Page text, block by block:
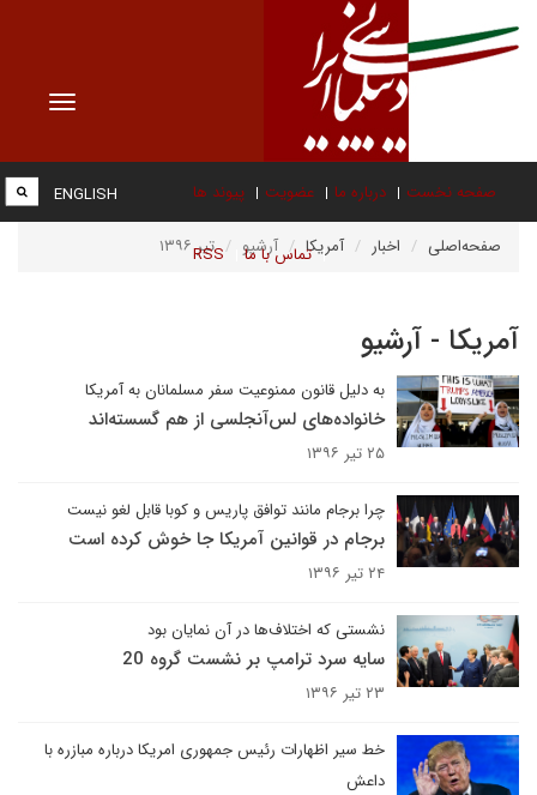
Toggle
صفحه نخست درباره ما عضویت پیوند ها
تماس با ما RSS
ENGLISH
صفحه‌اصلی اخبار آمریکا آرشیو تیر ۱۳۹۶
آمریکا - آرشیو
به دلیل قانون ممنوعیت سفر مسلمانان به آمریکا
خانواده‌های لس‌آنجلسی از هم گسسته‌اند
۲۵ تیر ۱۳۹۶
چرا برجام مانند توافق پاریس و کوبا قابل لغو نیست
برجام در قوانین آمریکا جا خوش کرده است
۲۴ تیر ۱۳۹۶
نشستی که اختلاف‌ها در آن نمایان بود
سایه سرد ترامپ بر نشست گروه 20
۲۳ تیر ۱۳۹۶
خط سیر اظهارات رئیس جمهوری امریکا درباره مبازره با
داعش